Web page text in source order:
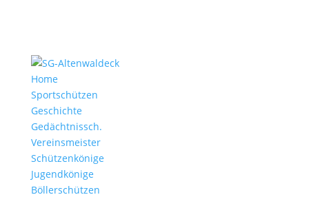
Home
Sportschützen
Geschichte
Gedächtnissch.
Vereinsmeister
Schützenkönige
Jugendkönige
Böllerschützen